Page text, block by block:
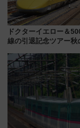
ドクターイエロー＆
線の引退記念ツアー秋
ホテル情報まとめ